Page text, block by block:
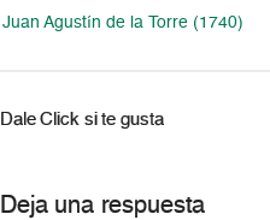
Juan Agustín de la Torre (1740)
Dale Click si te gusta
Deja una respuesta